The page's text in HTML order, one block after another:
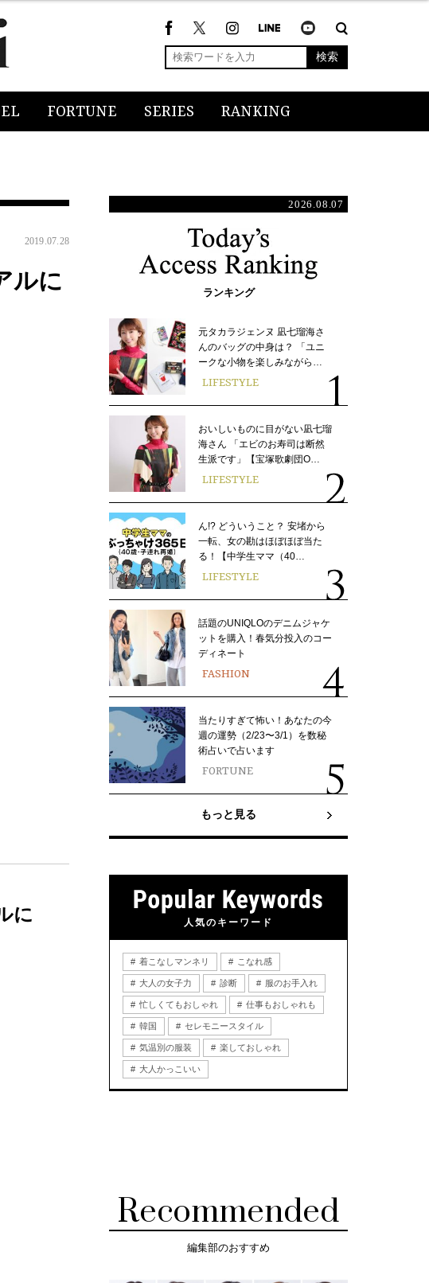
検索
FORTUNE SERIES RANKING
2019.07.28
ルに
に
2026.08.07
ランキング
元タカラジェンヌ 凪七瑠海さ
んのバッグの中身は？ 「ユニ
ークな小物を楽しみながら…
LIFESTYLE
おいしいものに目がない凪七瑠
海さん 「エビのお寿司は断然
生派です」【宝塚歌劇団O…
LIFESTYLE
ん!? どういうこと？ 安堵から
一転、女の勘はほぼほぼ当た
る！【中学生ママ（40…
LIFESTYLE
話題のUNIQLOのデニムジャケ
ットを購入！春気分投入のコー
ディネート
FASHION
当たりすぎて怖い！あなたの今
週の運勢（2/23〜3/1）を数秘
術占いで占います
FORTUNE
もっと見る
人気のキーワード
着こなしマンネリ こなれ感
大人の女子力 診断 服のお手入れ
忙しくてもおしゃれ 仕事もおしゃれも
韓国 セレモニースタイル
気温別の服装 楽しておしゃれ
大人かっこいい
Recommended
編集部のおすすめ